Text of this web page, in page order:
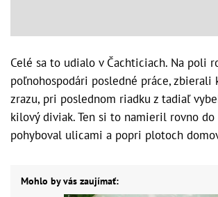
Celé sa to udialo v Čachticiach. Na poli
poľnohospodári posledné práce, zbierali
zrazu, pri poslednom riadku z tadiaľ
kilový diviak. Ten si to namieril rovno do
pohyboval ulicami a popri plotoch
Mohlo by vás zaujímať: